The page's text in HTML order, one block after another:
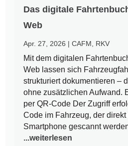
Das digitale
Web
Apr. 27, 2026 |CAFM RKV
Mit dem digitalen
Web lassen sich
strukturiert dokumentieren –
ohne zusätzlichen Aufwand.
per QR-Code Der Zugriff
Code im Fahrzeug, der direkt
Smartphone gescannt
...weiterlesen